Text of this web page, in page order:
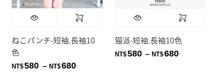
ねこパンチ-短袖.長袖10
色
NT$580 – NT$680價格範圍：NT$580. 到 NT$680.
猫派-短袖.長袖10色
NT$580 – NT$680